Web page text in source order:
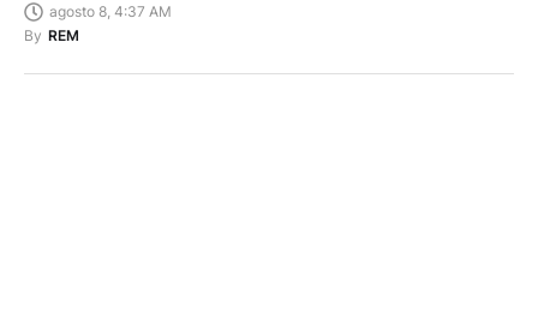
agosto 8, 4:37 AM
By REM